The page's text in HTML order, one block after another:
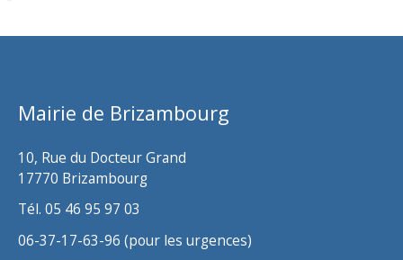
h
Mairie de Brizambourg
10, Rue du Docteur Grand
17770 Brizambourg
Tél. 05 46 95 97 03
06-37-17-63-96 (pour les urgences)